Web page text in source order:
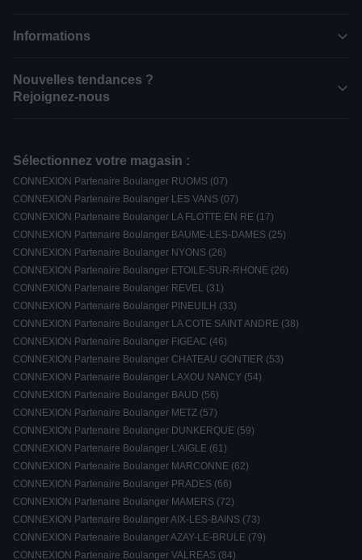
Informations
Nouvelles tendances ?
Rejoignez-nous
Sélectionnez votre magasin :
CONNEXION Partenaire Boulanger RUOMS (07)
CONNEXION Partenaire Boulanger LES VANS (07)
CONNEXION Partenaire Boulanger LA FLOTTE EN RE (17)
CONNEXION Partenaire Boulanger BAUME-LES-DAMES (25)
CONNEXION Partenaire Boulanger NYONS (26)
CONNEXION Partenaire Boulanger ETOILE-SUR-RHONE (26)
CONNEXION Partenaire Boulanger REVEL (31)
CONNEXION Partenaire Boulanger PINEUILH (33)
CONNEXION Partenaire Boulanger LA COTE SAINT ANDRE (38)
CONNEXION Partenaire Boulanger FIGEAC (46)
CONNEXION Partenaire Boulanger CHATEAU GONTIER (53)
CONNEXION Partenaire Boulanger LAXOU NANCY (54)
CONNEXION Partenaire Boulanger BAUD (56)
CONNEXION Partenaire Boulanger METZ (57)
CONNEXION Partenaire Boulanger DUNKERQUE (59)
CONNEXION Partenaire Boulanger L'AIGLE (61)
CONNEXION Partenaire Boulanger MARCONNE (62)
CONNEXION Partenaire Boulanger PRADES (66)
CONNEXION Partenaire Boulanger MAMERS (72)
CONNEXION Partenaire Boulanger AIX-LES-BAINS (73)
CONNEXION Partenaire Boulanger AZAY-LE-BRULE (79)
CONNEXION Partenaire Boulanger VALREAS (84)